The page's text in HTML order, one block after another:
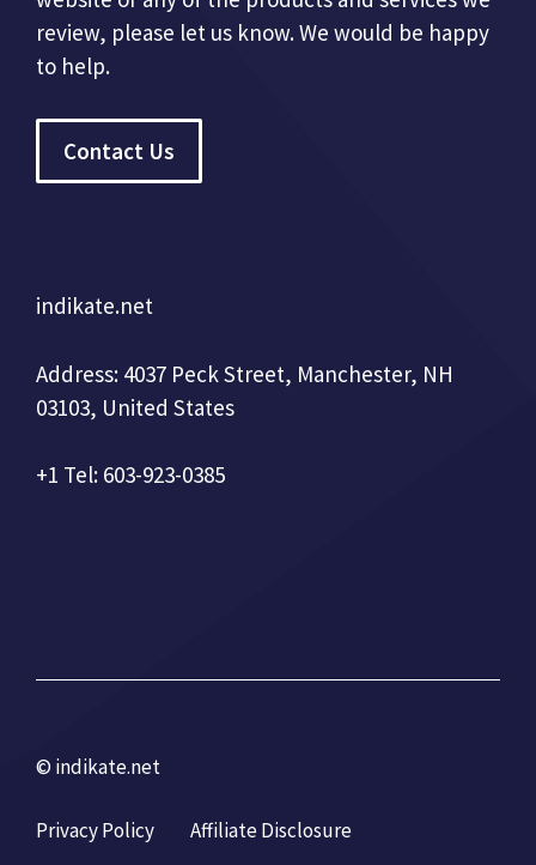
review, please let us know. We would be happy
to help.
Contact Us
indikate.net
Address: 4037 Peck Street, Manchester, NH
03103, United States
+1 Tel: 603-923-0385
© indikate.net
Privacy Policy Affiliate Disclosure